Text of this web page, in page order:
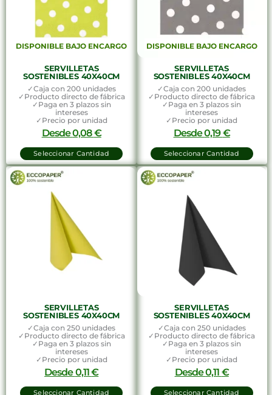
DISPONIBLE BAJO ENCARGO
SERVILLETAS
SOSTENIBLES 40X40CM
✓Caja con 200 unidades
✓Producto directo de fábrica
✓Paga en 3 plazos sin
intereses
✓Precio por unidad
Desde0,08€
Seleccionar Cantidad
DISPONIBLE BAJO ENCARGO
SERVILLETAS
SOSTENIBLES 40X40CM
✓Caja con 200 unidades
✓Producto directo de fábrica
✓Paga en 3 plazos sin
intereses
✓Precio por unidad
Desde0,19€
Seleccionar Cantidad
SERVILLETAS
SOSTENIBLES 40X40CM
✓Caja con 250 unidades
✓Producto directo de fábrica
✓Paga en 3 plazos sin
intereses
✓Precio por unidad
Desde0,11€
Seleccionar Cantidad
SERVILLETAS
SOSTENIBLES 40X40CM
✓Caja con 250 unidades
✓Producto directo de fábrica
✓Paga en 3 plazos sin
intereses
✓Precio por unidad
Desde0,11 €
Seleccionar Cantidad